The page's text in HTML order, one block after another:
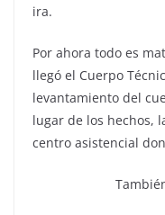
ira.
Por ahora todo es
llegó el Cuerpo
levantamiento del
lugar de los hechos,
centro asistencial